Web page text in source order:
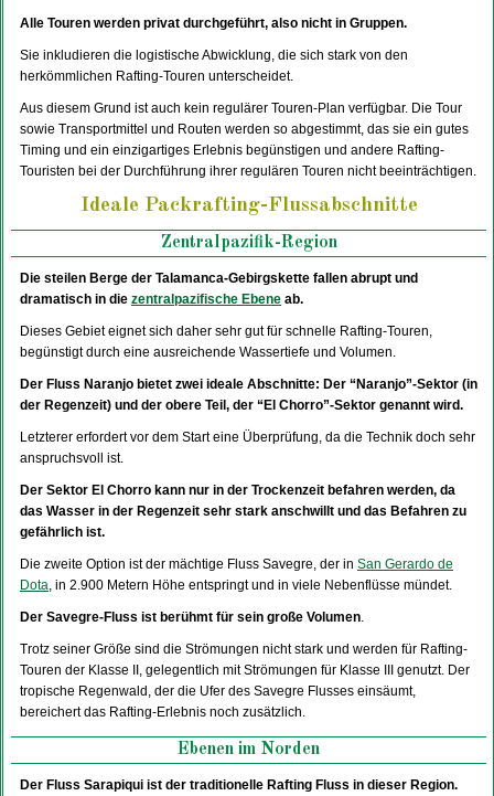
Alle Touren werden privat durchgeführt, also nicht in Gruppen.
Sie inkludieren die logistische Abwicklung, die sich stark von den
herkömmlichen Rafting-Touren unterscheidet.
Aus diesem Grund ist auch kein regulärer Touren-Plan verfügbar. Die Tour
sowie Transportmittel und Routen werden so abgestimmt, das sie ein gutes
Timing und ein einzigartiges Erlebnis begünstigen und andere Rafting-
Touristen bei der Durchführung ihrer regulären Touren nicht beeinträchtigen.
Ideale Packrafting-Flussabschnitte
Zentralpazifik-Region
Die steilen Berge der Talamanca-Gebirgskette fallen abrupt und
dramatisch in die zentralpazifische Ebene ab.
Dieses Gebiet eignet sich daher sehr gut für schnelle Rafting-Touren,
begünstigt durch eine ausreichende Wassertiefe und Volumen.
Der Fluss Naranjo bietet zwei ideale Abschnitte: Der “Naranjo”-Sektor (in
der Regenzeit) und der obere Teil, der “El Chorro”-Sektor genannt wird.
Letzterer erfordert vor dem Start eine Überprüfung, da die Technik doch sehr
anspruchsvoll ist.
Der Sektor El Chorro kann nur in der Trockenzeit befahren werden, da
das Wasser in der Regenzeit sehr stark anschwillt und das Befahren zu
gefährlich ist.
Die zweite Option ist der mächtige Fluss Savegre, der in San Gerardo de
Dota, in 2.900 Metern Höhe entspringt und in viele Nebenflüsse mündet.
Der Savegre-Fluss ist berühmt für sein große Volumen.
Trotz seiner Größe sind die Strömungen nicht stark und werden für Rafting-
Touren der Klasse II, gelegentlich mit Strömungen für Klasse III genutzt. Der
tropische Regenwald, der die Ufer des Savegre Flusses einsäumt,
bereichert das Rafting-Erlebnis noch zusätzlich.
Ebenen im Norden
Der Fluss Sarapiqui ist der traditionelle Rafting Fluss in dieser Region.